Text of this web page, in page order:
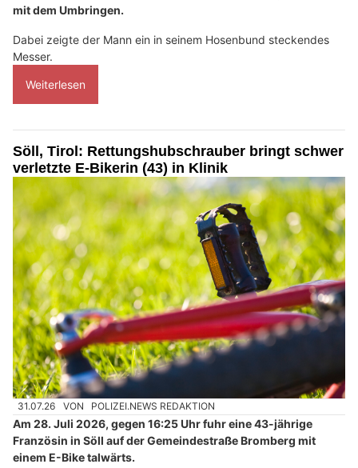
mit dem Umbringen.
Dabei zeigte der Mann ein in seinem Hosenbund steckendes
Messer.
Weiterlesen
Söll, Tirol: Rettungshubschrauber bringt schwer
verletzte E-Bikerin (43) in Klinik
31.07.26 VON POLIZEI.NEWS REDAKTION
Am 28. Juli 2026, gegen 16:25 Uhr fuhr eine 43-jährige
Französin in Söll auf der Gemeindestraße Bromberg mit
einem E-Bike talwärts.